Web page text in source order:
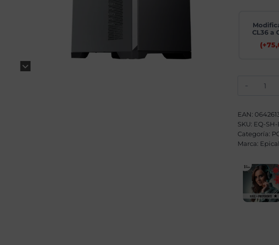
CL36 a
(+
Core
i9
32GB,
1TB
SSD
+
11
PRO
EAN:
SKU: EQ-
Categoría:
Marca: